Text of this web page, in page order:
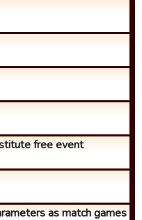
free event
as match games